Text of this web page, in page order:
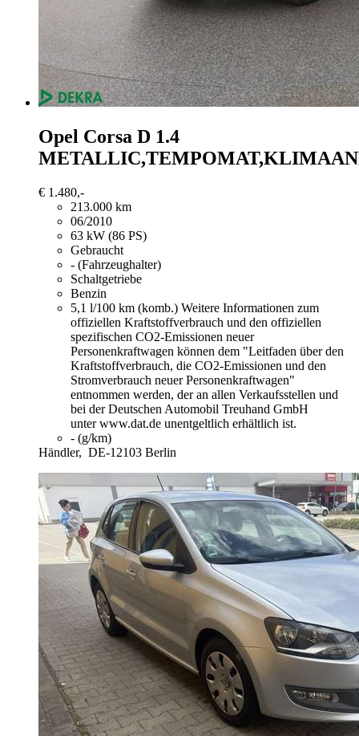
Opel Corsa D 1.4
€ 1.480,-
213.000 km
06/2010
63 kW (86 PS)
Gebraucht
- (Fahrzeughalter)
Schaltgetriebe
Benzin
5,1 l/100 km (komb.) Weitere Informationen zum
offiziellen Kraftstoffverbrauch und den offiziellen
spezifischen CO2-Emissionen neuer
Personenkraftwagen können dem "Leitfaden über den
Kraftstoffverbrauch, die CO2-Emissionen und den
Stromverbrauch neuer Personenkraftwagen"
entnommen werden, der an allen Verkaufsstellen und
bei der Deutschen Automobil Treuhand GmbH
unter www.dat.de unentgeltlich erhältlich ist.
- (g/km)
Händler, DE-12103 Berlin